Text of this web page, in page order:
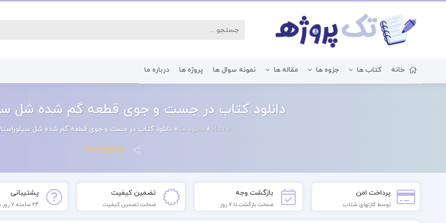
خانه کتاب ها
زبان و ادبیات فارسی کتاب رشته
جزوه ها مقاله ها نمونه سوال ها پروژه ها درباره ما
دانلود کتاب در جست و جوی قطعه گم شده شل
Home
» دانلود ها » دانلود کتاب در جست و جوی قطعه گم شده شل
پرداخت امن
توسط کارتهای شتاب
بازگشت وجه
ضمانت بازگشت تا 7 روز
تضمین کیفیت
ضمانت تضمین کیفیت
پشتیبانی
24 ساعته 7 روز هفته